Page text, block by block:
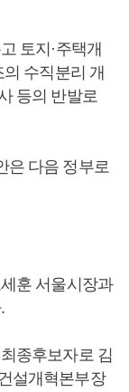
토지·주택개
수직분리 개
등의 반발로
은 다음 정부로
훈 서울시장과
종후보자로 김
설개혁본부장